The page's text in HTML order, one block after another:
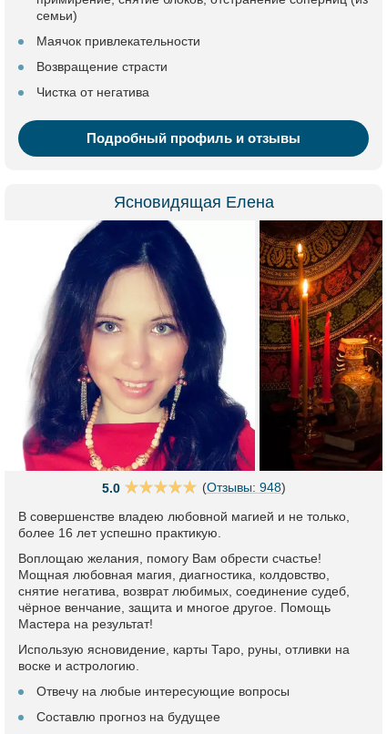
семьи)
Маячок привлекательности
Возвращение страсти
Чистка от негатива
Подробный профиль и отзывы
Ясновидящая Елена
5.0 (Отзывы: 948)
В совершенстве владею любовной магией и не только,
более 16 лет успешно практикую.
Воплощаю желания, помогу Вам обрести счастье!
Мощная любовная магия, диагностика, колдовство,
снятие негатива, возврат любимых, соединение судеб,
чёрное венчание, защита и многое другое. Помощь
Мастера на результат!
Использую ясновидение, карты Таро, руны, отливки на
воске и астрологию.
Отвечу на любые интересующие вопросы
Составлю прогноз на будущее